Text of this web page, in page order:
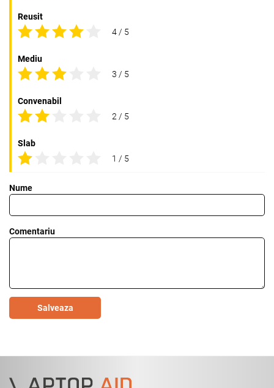
Reusit
4 / 5
Mediu
3 / 5
Convenabil
2 / 5
Slab
1 / 5
Nume
Comentariu
Salveaza